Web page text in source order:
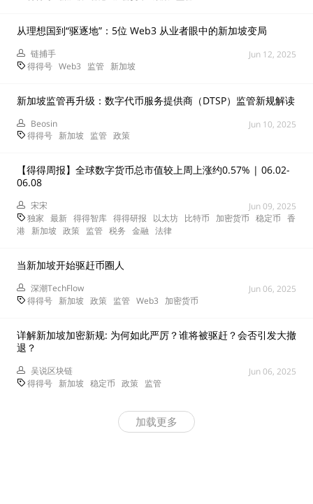
从理想国到“驱逐地”：5位 Web3 从业者眼中的新加坡变局
链捕手
Jun 12, 2025
得得号 Web3 监管 新加坡
新加坡监管再升级：数字代币服务提供商（DTSP）监管新规解读
Beosin
Jun 10, 2025
得得号 新加坡 监管 政策
【得得周报】全球数字货币总市值较上周上涨约0.57% | 06.02-
06.08
宋宋
Jun 09, 2025
独家 最新 得得智库 得得研报 以太坊 比特币 加密货币 稳定币 香
港 新加坡 政策 监管 税务 金融 法律
当新加坡开始驱赶币圈人
深潮TechFlow
Jun 06, 2025
得得号 新加坡 政策 监管 Web3 加密货币
详解新加坡加密新规: 为何如此严厉？谁将被驱赶？会否引发大撤
退？
吴说区块链
Jun 06, 2025
得得号 新加坡 稳定币 政策 监管
加载更多